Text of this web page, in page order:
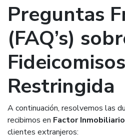
Preguntas
(FAQ’s)
Restringida
A continuación, resolvemos las
recibimos en Factor Inmobiliario
clientes extranjeros: